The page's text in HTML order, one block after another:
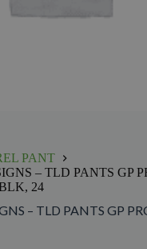
PANT
– TLD PANTS GP
24
– TLD PANTS GP